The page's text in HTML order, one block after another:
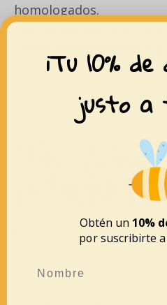
homologados.
Te
¡Tu 10%
justo a
Obtén un 10%
por suscribirte